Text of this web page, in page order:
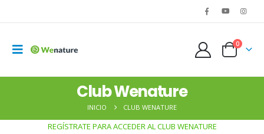
0
Club Wenature
INICIO CLUB WENATURE
REGÍSTRATE PARA ACCEDER AL CLUB WENATURE